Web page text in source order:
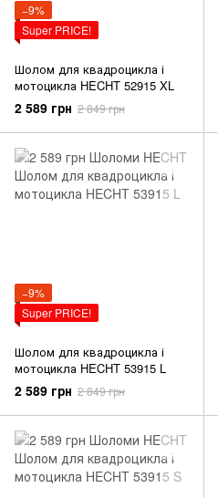
−9%
Super PRICE!
Шолом для квадроцикла і
мотоцикла HECHT 52915 XL
2 589 грн 2 849 грн
−9%
Super PRICE!
Шолом для квадроцикла і
мотоцикла HECHT 53915 L
2 589 грн 2 849 грн